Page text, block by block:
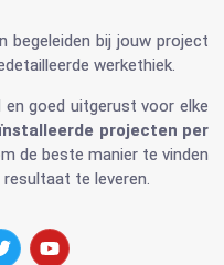
begeleiden bij jouw project
werkethiek.
goed uitgerust voor elke
projecten per
de beste manier te vinden
resultaat te leveren.